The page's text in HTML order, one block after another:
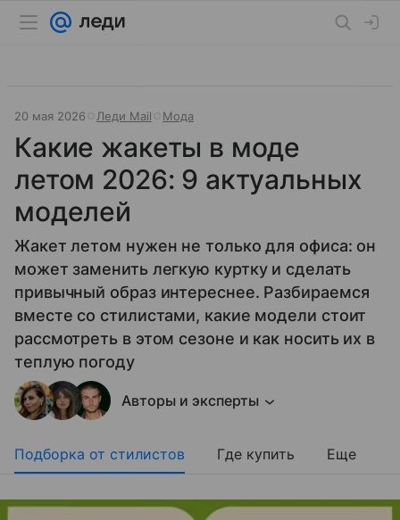
20 мая 2026 Леди Mail Мода
Какие жакеты в моде
летом 2026: 9 актуальных
моделей
Жакет летом нужен не только для офиса: он
может заменить легкую куртку и сделать
привычный образ интереснее. Разбираемся
вместе со стилистами, какие модели стоит
рассмотреть в этом сезоне и как носить их в
теплую погоду
Авторы и эксперты
Подборка от стилистов Где купить Еще